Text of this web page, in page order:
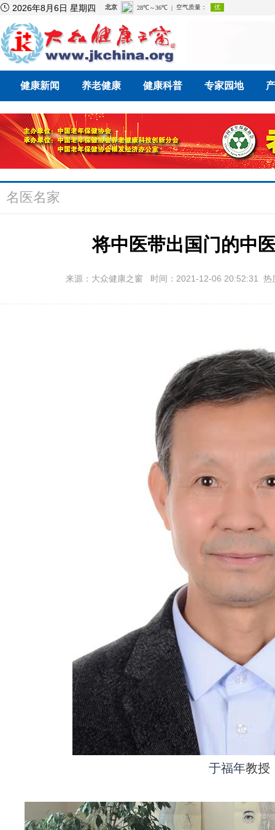
 2026年8月6日 星期四
健康新闻 养老健康 健康科普 专家园地
名医名家
将中医带出国门的中
来源：大众健康之窗 时间：2021-12-06 20:52:31
于福年教授